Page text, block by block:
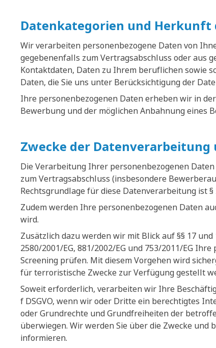
Datenkategorien und Herkunft
Wir verarbeiten personenbezogene Daten von
gegebenenfalls zum Vertragsabschluss oder aus
Kontaktdaten, Daten zu Ihrem beruflichen sowie
Daten, die Sie uns unter Berücksichtigung der
Ihre personenbezogenen Daten erheben wir in
Bewerbung und der möglichen Anbahnung eines
Zwecke der Datenverarbeitung
Die Verarbeitung Ihrer personenbezogenen
zum Vertragsabschluss (insbesondere
Rechtsgrundlage für diese Datenverarbeitung ist §
Zudem werden Ihre personenbezogenen Daten
wird.
Zusätzlich dazu werden wir mit Blick auf §§ 17
2580/2001/EG, 881/2002/EG und 753/2011/EG
Screening prüfen. Mit diesem Vorgehen wird
für terroristische Zwecke zur Verfügung gestellt
Soweit erforderlich, verarbeiten wir Ihre
f DSGVO, wenn wir oder Dritte ein berechtigtes
oder Grundrechte und Grundfreiheiten der
überwiegen. Wir werden Sie über die Zwecke
informieren.